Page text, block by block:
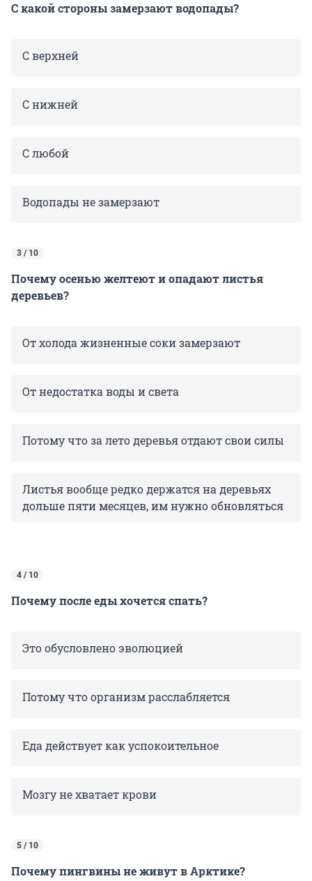
С какой стороны замерзают водопады?
С верхней
С нижней
С любой
Водопады не замерзают
3 / 10
Почему осенью желтеют и опадают листья
деревьев?
От холода жизненные соки замерзают
От недостатка воды и света
Потому что за лето деревья отдают свои силы
Листья вообще редко держатся на деревьях
дольше пяти месяцев, им нужно обновляться
4 / 10
Почему после еды хочется спать?
Это обусловлено эволюцией
Потому что организм расслабляется
Еда действует как успокоительное
Мозгу не хватает крови
5 / 10
Почему пингвины не живут в Арктике?